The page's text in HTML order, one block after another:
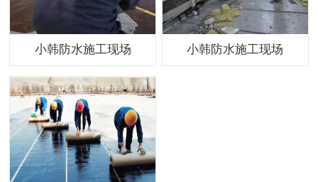
小韩防水施工现场 小韩防水施工现场